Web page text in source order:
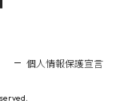
個人情報保護宣言